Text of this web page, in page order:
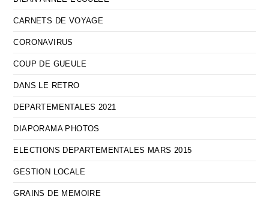
CARNETS DE VOYAGE
CORONAVIRUS
COUP DE GUEULE
DANS LE RETRO
DEPARTEMENTALES 2021
DIAPORAMA PHOTOS
ELECTIONS DEPARTEMENTALES MARS 2015
GESTION LOCALE
GRAINS DE MEMOIRE